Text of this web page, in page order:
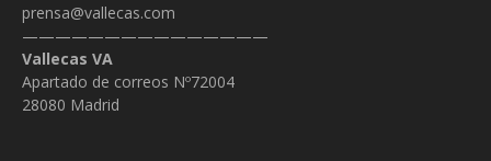
prensa@vallecas.com
———————————————
Vallecas VA
Apartado de correos Nº72004
28080 Madrid